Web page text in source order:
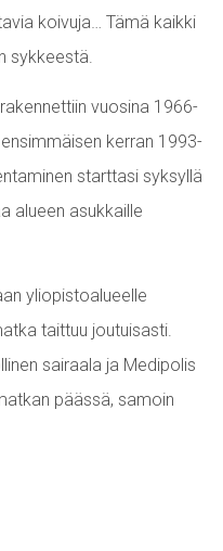
koivuja… Tämä kaikki
sykkeestä.
vuosina 1966-
kerran 1993-
starttasi syksyllä
alueen asukkaille
yliopistoalueelle
taittuu joutuisasti.
sairaala ja Medipolis
päässä, samoin